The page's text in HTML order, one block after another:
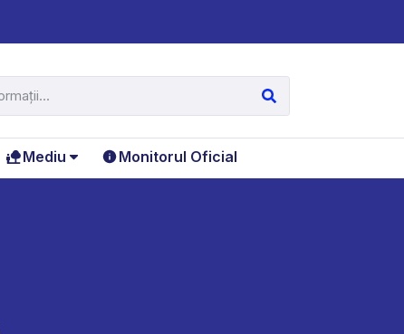
Mediu Monitorul Oficial